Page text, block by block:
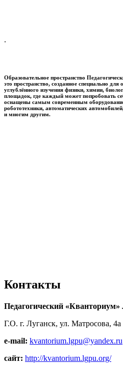
.
Образовательное пространство
это пространство, созданное специально
углублённого изучения физики, химии,
площадок, где каждый может попробовать
оснащены самым современным
робототехники, автоматических
и многим другим.
Контакты
Педагогический
Г.О. г. Луганск, ул. Матросова, 4а
e-mail: kvantorium.lgpu@yandex.ru
сайт: http://kvantorium.lgpu.org/